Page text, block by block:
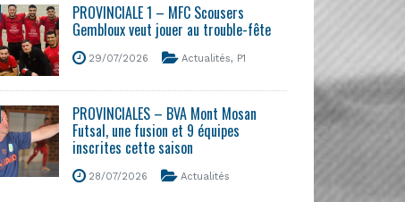
PROVINCIALE 1 – MFC Scousers
Gembloux veut jouer au trouble-fête
29/07/2026 Actualités, P1
PROVINCIALES – BVA Mont Mosan
Futsal, une fusion et 9 équipes
inscrites cette saison
28/07/2026 Actualités